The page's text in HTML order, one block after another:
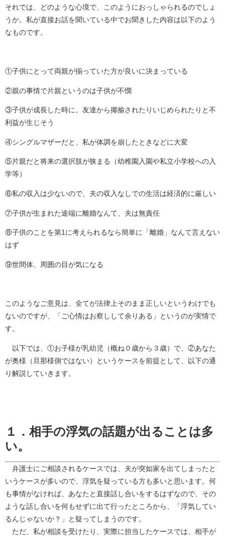
それでは、どのような心境で、このようにおっしゃられるのでしょ
うか。私が直接お話を聞いている中でお聞きした内容は以下のよう
なものです。
①子供にとって両親が揃っていた方が良いに決まっている
②親の事情で片親というのは子供が不憫
③子供が成長した時に、友達から揶揄されたりいじめられたりと不
利益が生じそう
④シングルマザーだと、私が体調を崩したときなどに大変
⑤片親だと将来の選択肢が狭まる（幼稚園入園や私立小学校への入
学等）
⑥私の収入は少ないので、夫の収入なしでの生活は経済的に厳しい
⑦子供が生まれた途端に離婚なんて、夫は無責任
⑧子供のことを第1に考えられるなら簡単に「離婚」なんて言えない
はず
⑨世間体、周囲の目が気になる
このようなご意見は、全てが法律上そのまま正しいというわけでも
ないのですが、「ご心情はお察しして余りある」というのが実情で
す。
以下では、①お子様が乳幼児（概ね０歳から３歳）で、②あなた
が奥様（旦那様側ではない）というケースを前提として、以下の通
り解説していきます。
１．相手の浮気の話題が出ることは多
い。
弁護士にご相談されるケースでは、夫が突如家を出てしまったと
いうケースが多いので、浮気を疑っている方も多いと思います。何
も事情がなければ、あなたと直接話し合いをするはずなので、その
ような話し合いを何もせずに出て行ったところから、「浮気してい
るんじゃないか？」と疑ってしまうのです。
ただ、私が相談を受けたり、実際に担当したケースでは、相手が